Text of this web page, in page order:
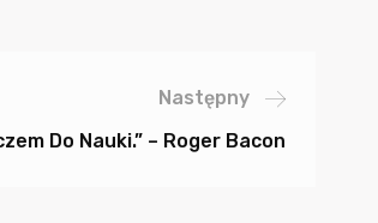
Następny
Do Nauki.” – Roger Bacon